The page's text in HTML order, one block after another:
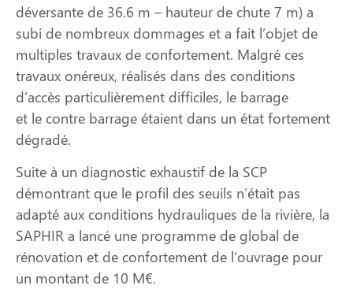
déversante de 36.6 m – hauteur de chute 7 m) a
subi de nombreux dommages et a fait l’objet de
multiples travaux de confortement. Malgré ces
travaux onéreux, réalisés dans des conditions
d’accès particulièrement difficiles, le barrage
et le contre barrage étaient dans un état fortement
dégradé.
Suite à un diagnostic exhaustif de la SCP
démontrant que le profil des seuils n’était pas
adapté aux conditions hydrauliques de la rivière, la
SAPHIR a lancé une programme de global de
rénovation et de confortement de l’ouvrage pour
un montant de 10 M€.